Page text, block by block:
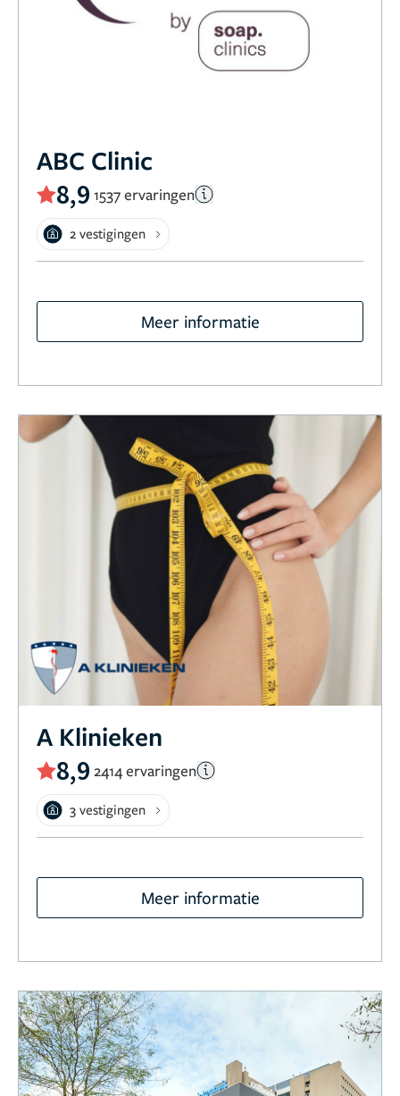
ABC Clinic
8,9 1537 ervaringen
2 vestigingen
Meer informatie
A Klinieken
8,9 2414 ervaringen
3 vestigingen
Meer informatie